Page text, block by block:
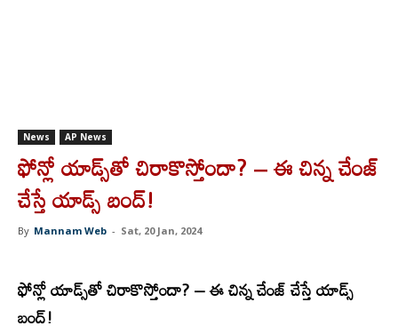
News AP News
ఫోన్లో యాడ్స్​తో చిరాకొస్తోందా? – ఈ చిన్న చేంజ్​
చేస్తే యాడ్స్ బంద్​!
By Mannam Web - Sat, 20 Jan, 2024
ఫోన్లో యాడ్స్​తో చిరాకొస్తోందా? – ఈ చిన్న చేంజ్​ చేస్తే యాడ్స్
బంద్​!